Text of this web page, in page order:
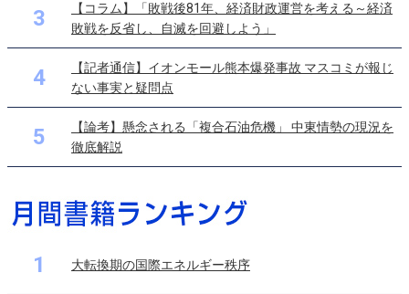
3
【コラム】「敗戦後81年、経済財政運営を考える～経済
敗戦を反省し、自滅を回避しよう」
4
【記者通信】イオンモール熊本爆発事故 マスコミが報じ
ない事実と疑問点
5
【論考】懸念される「複合石油危機」 中東情勢の現況を
徹底解説
1 大転換期の国際エネルギー秩序